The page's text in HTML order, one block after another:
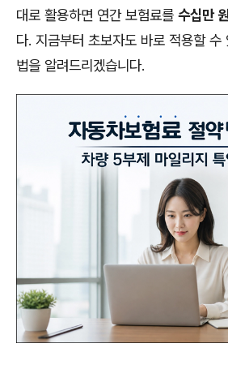
대로 활용하면 연간 보험료를 수십만
다. 지금부터 초보자도 바로 적용할 수
법을 알려드리겠습니다.